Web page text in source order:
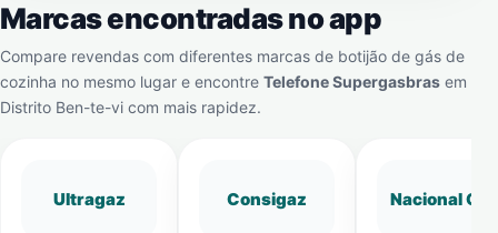
Marcas encontradas no app
Compare revendas com diferentes marcas de botijão de gás de
cozinha no mesmo lugar e encontre Telefone Supergasbras em
Distrito Ben-te-vi com mais rapidez.
Ultragaz Consigaz Nacional Gás